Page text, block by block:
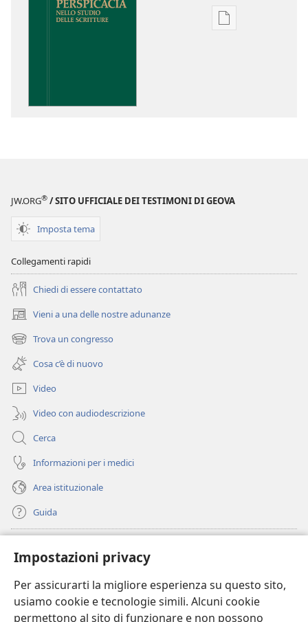
Impostazioni privacy
Per assicurarti la migliore esperienza su questo sito,
usiamo cookie e tecnologie simili. Alcuni cookie
permettono al sito di funzionare e non possono
Opzioni
JW.ORG® / SITO UFFICIALE DEI TESTIMONI DI GEOVA
Imposta tema
Collegamenti rapidi
Chiedi di essere contattato
Vieni a una delle nostre adunanze
(apre
una
nuova
finestra)
Trova un congresso
(apre
una
nuova
finestra)
Cosa c’è di nuovo
Video
Video con audiodescrizione
Cerca
Informazioni per i medici
Area istituzionale
Guida
(apre
una
nuova
finestra)
BIBLIOTECA ONLINE Watchtower
(apre
una
nuovaJW Hub